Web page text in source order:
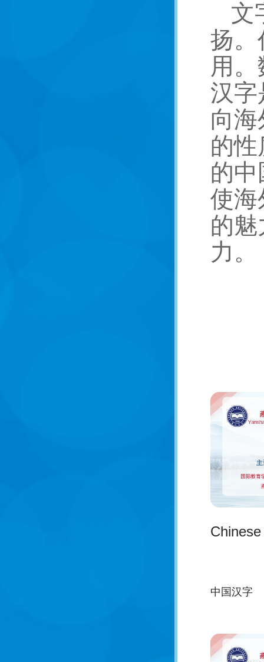
文
扬。
用
汉字
向
的
的
使海
的
力。
中国汉字